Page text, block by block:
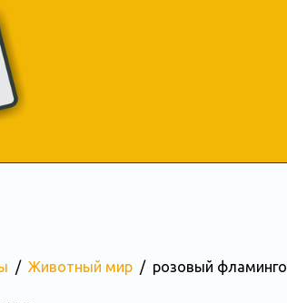
Животный мир розовый фламинго